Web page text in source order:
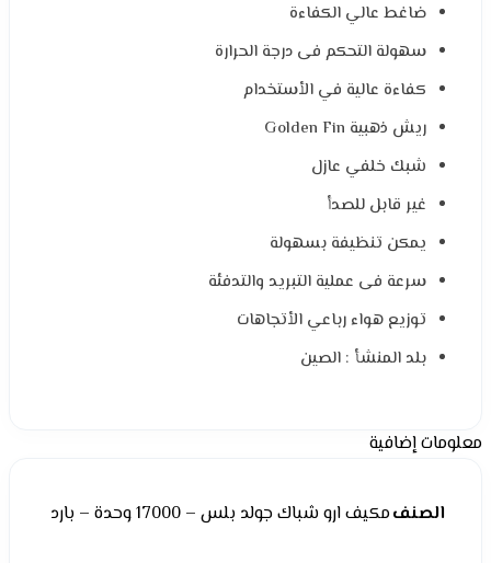
ضاغط عالي الكفاءة
سهولة التحكم فى درجة الحرارة
كفاءة عالية في الأستخدام
ريش ذهبية Golden Fin
شبك خلفي عازل
غير قابل للصدأ
يمكن تنظيفة بسهولة
سرعة فى عملية التبريد والتدفئة
توزيع هواء رباعي الأتجاهات
بلد المنشأ : الصين
معلومات إضافية
الصنفمكيف ارو شباك جولد بلس – 17000 وحدة – بارد